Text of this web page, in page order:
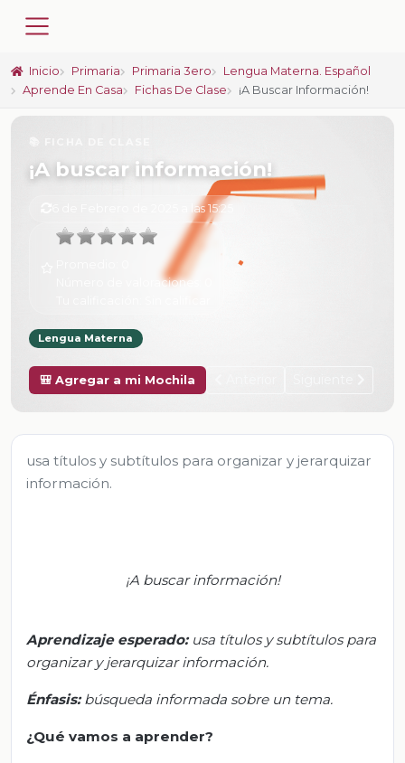
Inicio Primaria Primaria 3ero
Lengua Materna. Español
Aprende En Casa
Fichas De Clase ¡A Buscar Información!
¡A buscar información!
6 de Febrero de 2025 a las 15:25
Número de valoraciones:
Lengua Materna
🎒 Agregar a mi Mochila
usa títulos y subtítulos para organizar y jerarquizar
información.
¡A buscar información!
Aprendizaje esperado: usa títulos y subtítulos para
organizar y jerarquizar información.
Énfasis:búsqueda informada sobre un tema.
¿Qué vamos a aprender?